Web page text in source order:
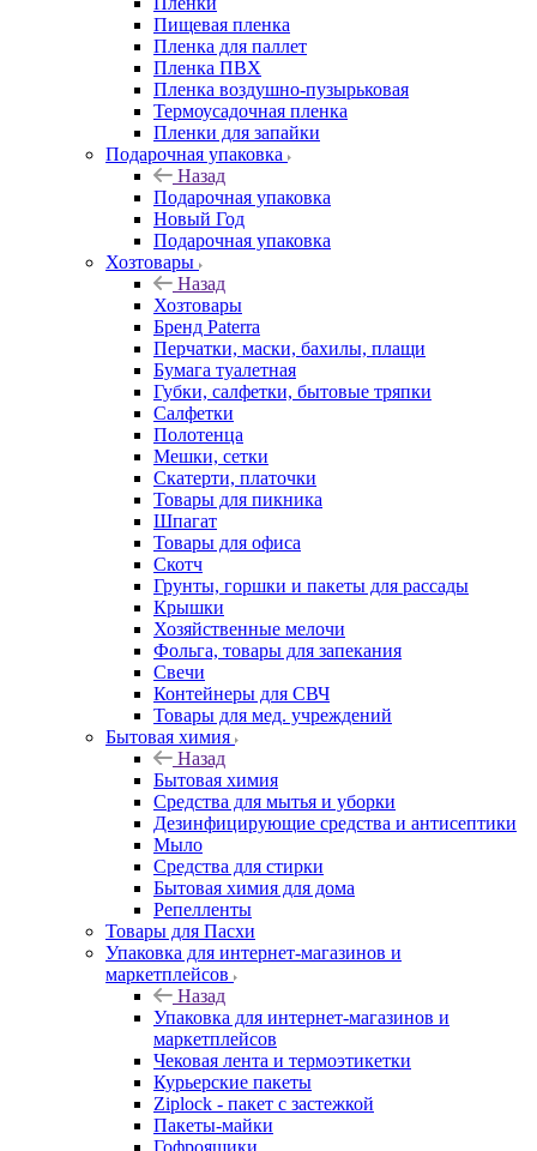
Пищевая пленка
Пленка для паллет
Пленка ПВХ
Пленка воздушно-пузырьковая
Термоусадочная пленка
Пленки для запайки
Подарочная упаковка
Назад
Подарочная упаковка
Новый Год
Подарочная упаковка
Хозтовары
Назад
Хозтовары
Бренд Paterra
Перчатки, маски, бахилы, плащи
Бумага туалетная
Губки, салфетки, бытовые тряпки
Салфетки
Полотенца
Мешки, сетки
Скатерти, платочки
Товары для пикника
Шпагат
Товары для офиса
Скотч
Грунты, горшки и пакеты для рассады
Крышки
Хозяйственные мелочи
Фольга, товары для запекания
Свечи
Контейнеры для СВЧ
Товары для мед. учреждений
Бытовая химия
Назад
Бытовая химия
Средства для мытья и уборки
Дезинфицирующие средства и антисептики
Мыло
Средства для стирки
Бытовая химия для дома
Репелленты
Товары для Пасхи
Упаковка для интернет-магазинов и
маркетплейсов
Назад
Упаковка для интернет-магазинов и
маркетплейсов
Чековая лента и термоэтикетки
Курьерские пакеты
Ziplock - пакет с застежкой
Пакеты-майки
Гофроящики